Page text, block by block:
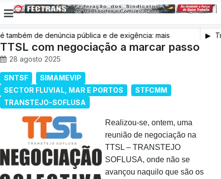
também de denúncia pública e de exigência: mais
saúde, mais condições de trabalho e mais SNS
TTSL com negociação a marcar passo
28 agosto 2025
SNTSF
SIMAMEVIP
SECTOR FLUVIAL, MAR E PORTOS
STFCMM
TRANSTEJO-SOFLUSA
Realizou-se, ontem, uma
reunião de negociação na
TTSL – TRANSTEJO
SOFLUSA, onde não se
avançou naquilo que são os